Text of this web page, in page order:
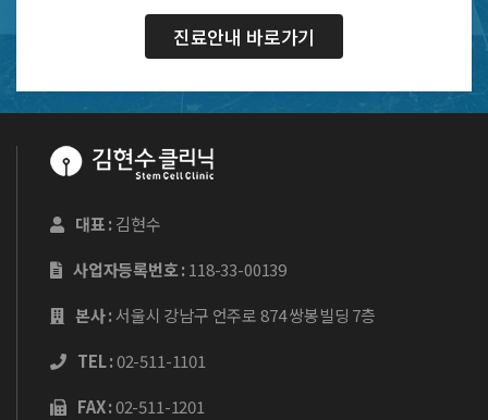
진료안내 바로가기
대표 :김현수
사업자등록번호 :118-33-00139
본사 :서울시 강남구 언주로 874 쌍봉빌딩 7층
TEL :02-511-1101
FAX :02-511-1201